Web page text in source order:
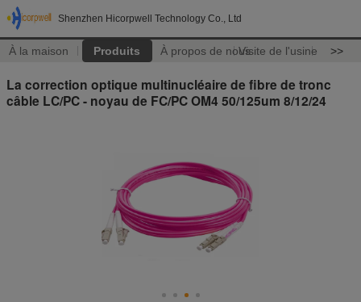
Shenzhen Hicorpwell Technology Co., Ltd
À la maison Produits À propos de nousVisite de l'usine >>
La correction optique multinucléaire de fibre de tronc
câble LC/PC - noyau de FC/PC OM4 50/125um 8/12/24